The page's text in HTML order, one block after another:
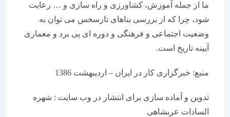
ما از جمله آموزش، کشاورزی و راه سازی و … رعایت
شود، چرا که از بررسی بناهای تارسخس می توان به
وضعیت اجتماعی و فرهنگی و دوره ای پی برد و معماری
آیینه تاریخ است.
منبع: خبرگزاری کار در ایران – اردیبهشت 1386
تدوین و آماده سازی برای انتشار در وب سایت : شهره
السادات عربشاهی